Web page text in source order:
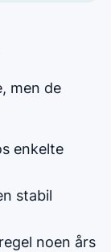
men de
enkelte
stabil
noen års